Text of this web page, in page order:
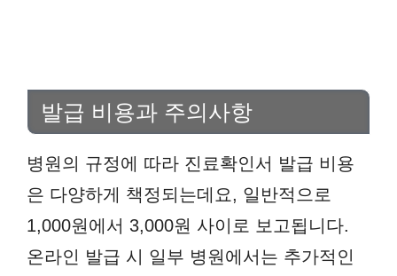
발급 비용과 주의사항
병원의 규정에 따라 진료확인서 발급 비용
은 다양하게 책정되는데요, 일반적으로
1,000원에서 3,000원 사이로 보고됩니다.
온라인 발급 시 일부 병원에서는 추가적인